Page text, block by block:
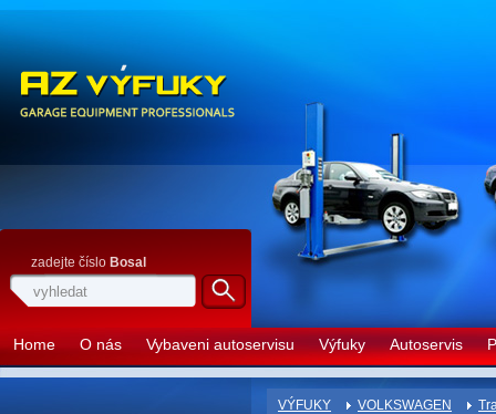
Home O nás Vybaveni autoservisu Výfuky Autoservis
zadejte číslo Bosal
VÝFUKY VOLKSWAGEN